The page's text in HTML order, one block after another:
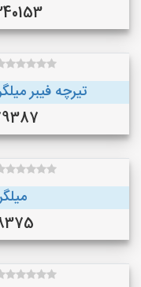
تیرچه فیبر